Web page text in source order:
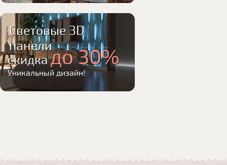
Световые 3D
панели
скидкадо 30%
Уникальный дизайн!